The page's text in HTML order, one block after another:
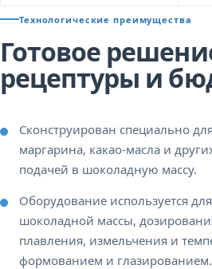
Технологические преимущества
Готовое
рецептуры и
Сконструирован специально
маргарина, какао-масла и
подачей в шоколадную массу.
Оборудование используется
шоколадной массы,
плавления, измельчения и
формованием и глазированием.